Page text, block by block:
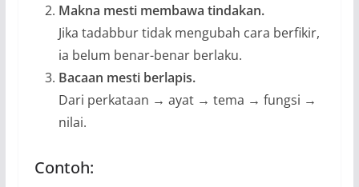
Makna mesti membawa tindakan.
Jika tadabbur tidak mengubah cara berfikir,
ia belum benar-benar berlaku.
Bacaan mesti berlapis.
Dari perkataan → ayat → tema → fungsi →
nilai.
Contoh: